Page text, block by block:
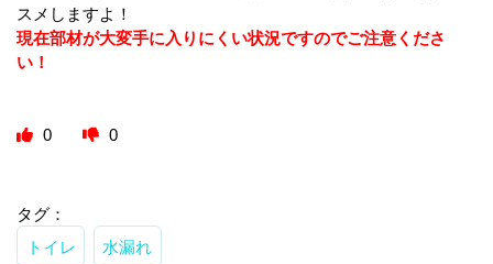
スメしますよ！
現在部材が大変手に入りにくい状況ですのでご注意くださ
い！
0 0
タグ：
トイレ
水漏れ